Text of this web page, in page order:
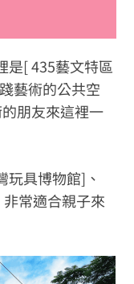
是[ 435藝文特區
藝術的公共空
朋友來這裡一
具博物館]、
常適合親子來